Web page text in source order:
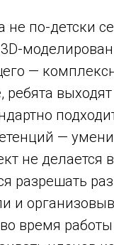
по-детски
—
—
не делается
разрешать
и
время